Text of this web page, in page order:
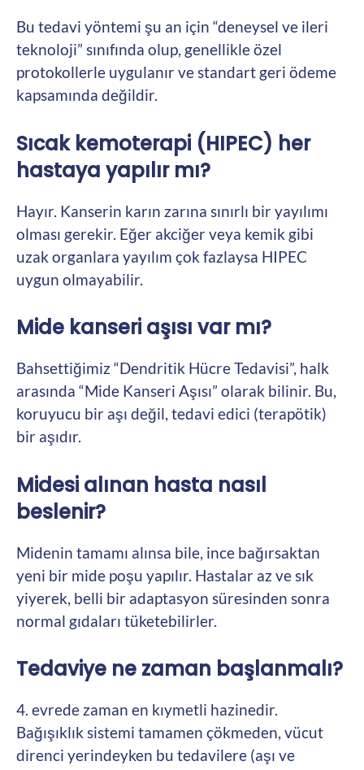
Bu tedavi yöntemi şu an için “deneysel ve ileri
teknoloji” sınıfında olup, genellikle özel
protokollerle uygulanır ve standart geri ödeme
kapsamında değildir.
Sıcak kemoterapi (HIPEC) her
hastaya yapılır mı?
Hayır. Kanserin karın zarına sınırlı bir yayılımı
olması gerekir. Eğer akciğer veya kemik gibi
uzak organlara yayılım çok fazlaysa HIPEC
uygun olmayabilir.
Mide kanseri aşısı var mı?
Bahsettiğimiz “Dendritik Hücre Tedavisi”, halk
arasında “Mide Kanseri Aşısı” olarak bilinir. Bu,
koruyucu bir aşı değil, tedavi edici (terapötik)
bir aşıdır.
Midesi alınan hasta nasıl
beslenir?
Midenin tamamı alınsa bile, ince bağırsaktan
yeni bir mide poşu yapılır. Hastalar az ve sık
yiyerek, belli bir adaptasyon süresinden sonra
normal gıdaları tüketebilirler.
Tedaviye ne zaman başlanmalı?
4. evrede zaman en kıymetli hazinedir.
Bağışıklık sistemi tamamen çökmeden, vücut
direnci yerindeyken bu tedavilere (aşı ve